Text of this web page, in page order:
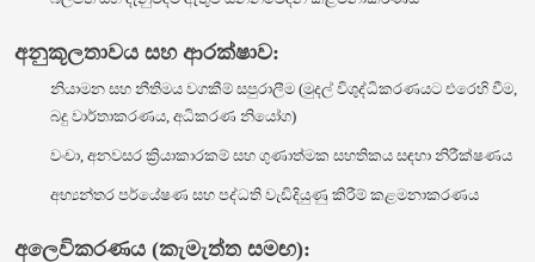
අනුකූලතාවය සහ ආරක්ෂාව:
නියාමන සහ නීතිමය වගකීම් සපුරාලීම (මුදල් විශුද්ධිකරණයට එරෙහි වීම,
බදු වාර්තාකරණය, අධිකරණ නියෝග)
වංචා, අනවසර ක්‍රියාකාරකම් සහ ගුණාත්මක සහතිකය සඳහා නිරීක්ෂණය
අභ්‍යන්තර පර්යේෂණ සහ පද්ධති වැඩිදියුණු කිරීම් කළමනාකරණය
අලෙවිකරණය (කැමැත්ත සමඟ):